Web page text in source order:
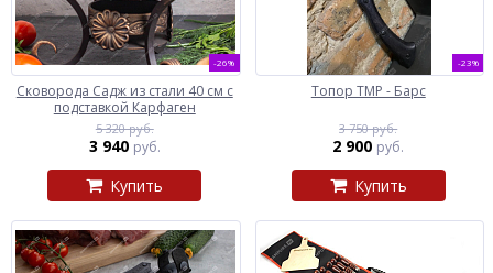
-26%
Сковорода Садж из стали 40 см с
подставкой Карфаген
5 320 руб.
3 940 руб.
Купить
-23%
Топор ТМР - Барс
3 750 руб.
2 900 руб.
Купить